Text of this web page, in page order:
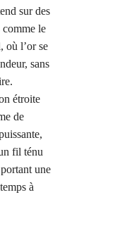
sur des
comme le
où l’or se
sans
étroite
de
fil ténu
une
à